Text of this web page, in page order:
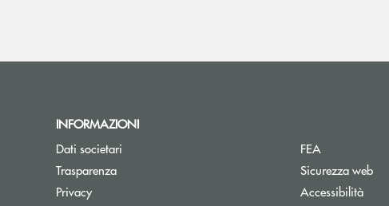
INFORMAZIONI
Dati societari
Trasparenza
Privacy
FEA
Sicurezza web
Accessibilità